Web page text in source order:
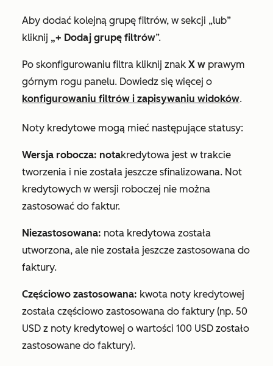
Aby dodać kolejną grupę filtrów, w sekcji „lub”
kliknij „+ Dodaj grupę filtrów”.
Po skonfigurowaniu filtra kliknij znak X w prawym
górnym rogu panelu. Dowiedz się więcej o
konfigurowaniu filtrów i zapisywaniu widoków.
Noty kredytowe mogą mieć następujące statusy:
Wersja robocza: notakredytowa jest w trakcie
tworzenia i nie została jeszcze sfinalizowana. Not
kredytowych w wersji roboczej nie można
zastosować do faktur.
Niezastosowana: nota kredytowa została
utworzona, ale nie została jeszcze zastosowana do
faktury.
Częściowo zastosowana: kwota noty kredytowej
została częściowo zastosowana do faktury (np. 50
USD z noty kredytowej o wartości 100 USD zostało
zastosowane do faktury).